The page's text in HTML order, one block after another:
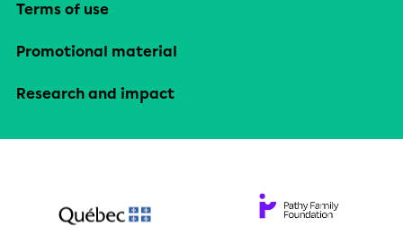
Terms of use
Promotional material
Research and impact